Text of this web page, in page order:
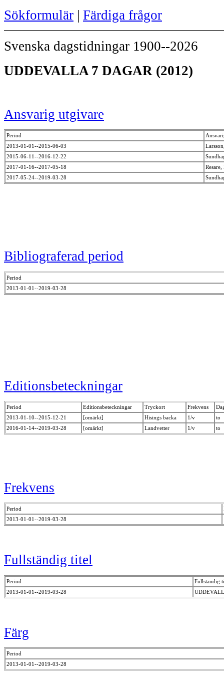
Sökformulär | Färdiga frågor
Svenska dagstidningar 1900--2026
UDDEVALLA 7 DAGAR (2012)
Ansvarig utgivare
Period
2013-01-01--2015-06-03
2015-06-11--2016-12-22
2017-01-16--2017-05-18
2017-05-24--2019-03-28
Bibliograferad period
Period
2013-01-01--2019-03-28
Editionsbeteckningar
Period Editionsbeteckningar Tryckort Frekvens
2013-01-10--2015-12-21
[omärkt] Hisings backa 1/v
to
2016-01-14--2019-03-28
[omärkt] Landvetter 1/v to
Frekvens
Period
2013-01-01--2019-03-28
Fullständig titel
Period
Fullständig
2013-01-01--2019-03-28
Färg
Period
2013-01-01--2019-03-28